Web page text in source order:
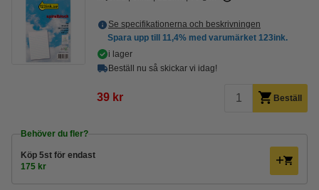
Se specifikationerna och beskrivningen
Spara upp till 11,4% med varumärket 123ink.
i lager
Beställ nu så skickar vi idag!
39 kr Beställ
Behöver du fler?
Köp 5st för endast
175 kr